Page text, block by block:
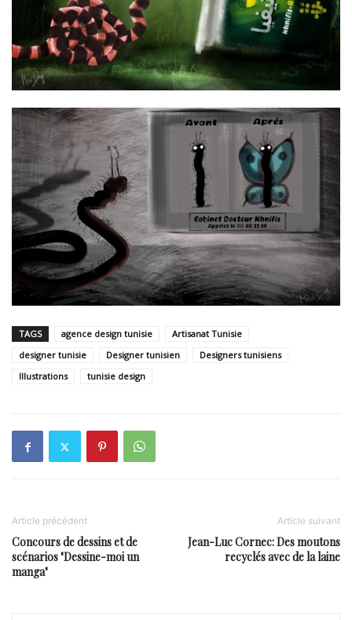
TAGS agence design tunisie
Artisanat Tunisie
designer tunisie
Designer tunisien
Designers tunisiens
Illustrations
tunisie design
Article précédent
Concours de dessins et de
scénarios "Dessine-moi un
manga"
Article suivant
Jean-Luc Cornec: Des moutons
recyclés avec de la laine